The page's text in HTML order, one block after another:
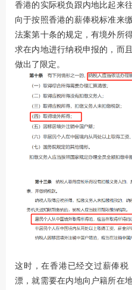
香港的实际税负跟内地比起来
向于按照香港的薪俸税标准来
法案第十条的规定，有境外所
求在内地进行纳税申报的，而
做出了限定。
这时，在香港已经交过薪俸
漂，就需要在内地向户籍所在